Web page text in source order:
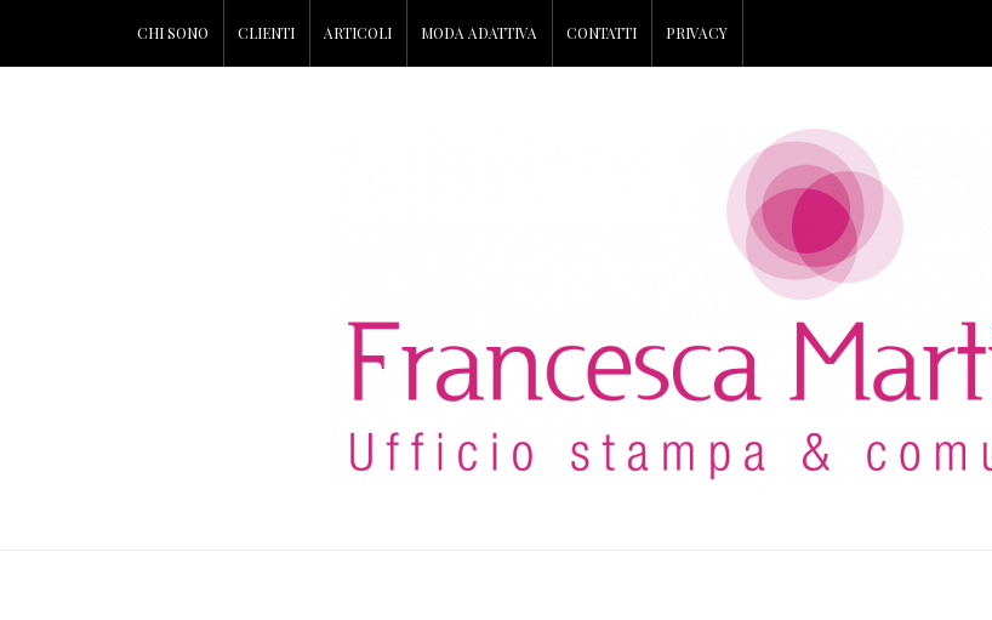
CHI SONO CLIENTI ARTICOLI MODA ADATTIVA CONTATTI PRIVACY